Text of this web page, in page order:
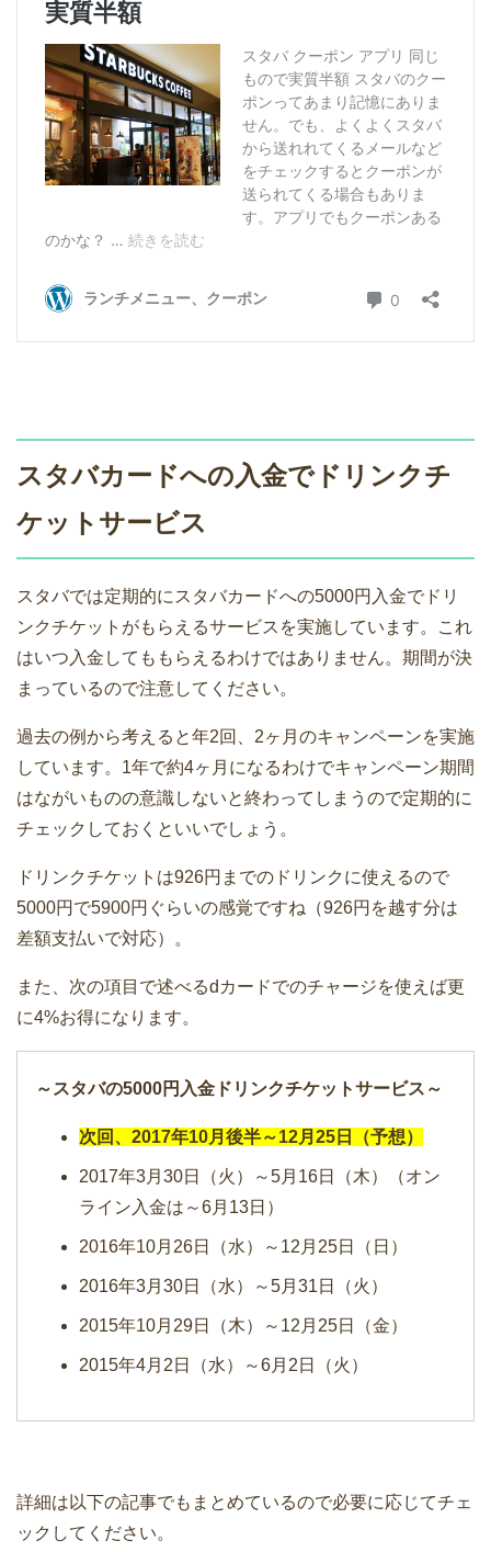
スタバカードへの入金でドリンクチ
ケットサービス
スタバでは定期的にスタバカードへの5000円入金でドリ
ンクチケットがもらえるサービスを実施しています。これ
はいつ入金してももらえるわけではありません。期間が決
まっているので注意してください。
過去の例から考えると年2回、2ヶ月のキャンペーンを実施
しています。1年で約4ヶ月になるわけでキャンペーン期間
はながいものの意識しないと終わってしまうので定期的に
チェックしておくといいでしょう。
ドリンクチケットは926円までのドリンクに使えるので
5000円で5900円ぐらいの感覚ですね（926円を越す分は
差額支払いで対応）。
また、次の項目で述べるdカードでのチャージを使えば更
に4%お得になります。
～スタバの5000円入金ドリンクチケットサービス～
次回、2017年10月後半～12月25日（予想）
2017年3月30日（火）～5月16日（木）（オン
ライン入金は～6月13日）
2016年10月26日（水）～12月25日（日）
2016年3月30日（水）～5月31日（火）
2015年10月29日（木）～12月25日（金）
2015年4月2日（水）～6月2日（火）
詳細は以下の記事でもまとめているので必要に応じてチェ
ックしてください。